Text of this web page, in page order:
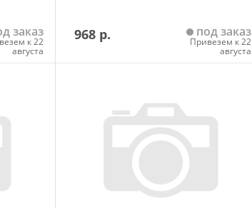
заказ
к 22
августа
968 р. под заказ
Привезем к 22
августа